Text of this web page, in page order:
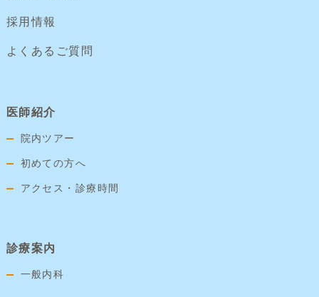
採用情報
よくあるご質問
医師紹介
院内ツアー
初めての方へ
アクセス・診療時間
診療案内
一般内科